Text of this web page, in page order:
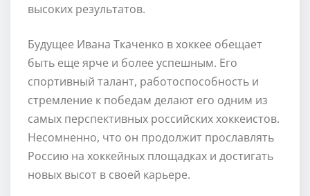
высоких результатов.
Будущее Ивана Ткаченко в хоккее обещает
быть еще ярче и более успешным. Его
спортивный талант, работоспособность и
стремление к победам делают его одним из
самых перспективных российских хоккеистов.
Несомненно, что он продолжит прославлять
Россию на хоккейных площадках и достигать
новых высот в своей карьере.